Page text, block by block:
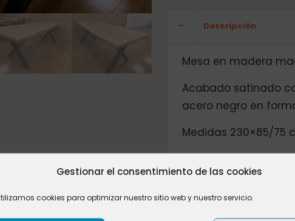
Gestionar el consentimiento de las cookies
cookies para optimizar nuestro sitio web y nuestro servicio.
Descripción
Mesa en madera
Acabado satinado
acero negro en
Medidas 230×85/75